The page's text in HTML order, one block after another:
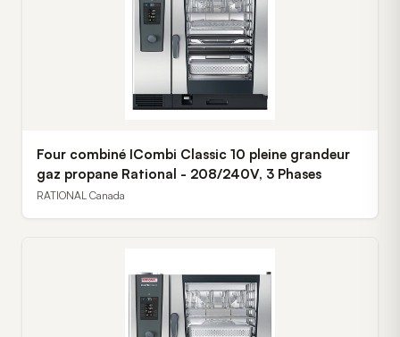
Four combiné ICombi Classic 10 pleine grandeur
gaz propane Rational - 208/240V, 3 Phases
RATIONAL Canada